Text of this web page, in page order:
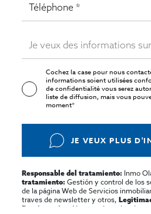
Cochez la case pour nous
informations soient utilisées
de confidentialitévous serez
liste de diffusion, mais vous
moment*
JE VEUX PLUS
Responsable del tratamiento: Inmo
tratamiento: Gestión y control de los
de la página Web de Servicios
traves de newsletter y otros,
Destinatarios:
No se cederan los